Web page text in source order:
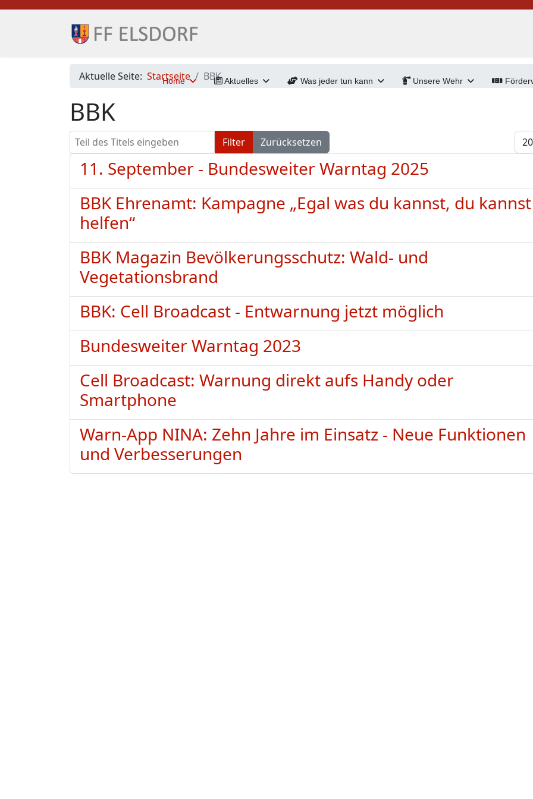
Home Aktuelles Was jeder tun kann Unsere Wehr
Aktuelle Seite: Startseite BBK
BBK
Teil des Titels eingeben Filter Zurücksetzen
11. September - Bundesweiter Warntag 2025
BBK Ehrenamt: Kampagne „Egal was du kannst, du kannst
helfen“
BBK Magazin Bevölkerungsschutz: Wald- und
Vegetationsbrand
BBK: Cell Broadcast - Entwarnung jetzt möglich
Bundesweiter Warntag 2023
Cell Broadcast: Warnung direkt aufs Handy oder
Smartphone
Warn-App NINA: Zehn Jahre im Einsatz - Neue Funktionen
und Verbesserungen